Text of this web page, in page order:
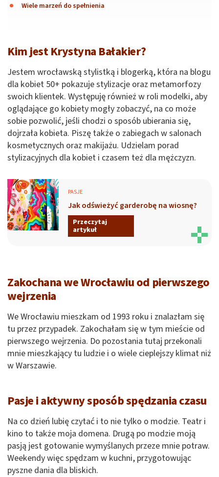
Wiele marzeń do spełnienia
Kim jest Krystyna Bałakier?
Jestem wrocławską stylistką i blogerką, która na blogu
dla kobiet 50+ pokazuje stylizacje oraz metamorfozy
swoich klientek. Występuję również w roli modelki, aby
oglądające go kobiety mogły zobaczyć, na co może
sobie pozwolić, jeśli chodzi o sposób ubierania się,
dojrzała kobieta. Piszę także o zabiegach w salonach
kosmetycznych oraz makijażu. Udzielam porad
stylizacyjnych dla kobiet i czasem też dla mężczyzn.
PASJE
Jak odświeżyć garderobę na wiosnę?
Przeczytaj
artykuł
Zakochana we Wrocławiu od pierwszego
wejrzenia
We Wrocławiu mieszkam od 1993 roku i znalazłam się
tu przez przypadek. Zakochałam się w tym mieście od
pierwszego wejrzenia. Do pozostania tutaj przekonali
mnie mieszkający tu ludzie i o wiele cieplejszy klimat niż
w Warszawie.
Pasje i aktywny sposób spędzania czasu
Na co dzień lubię czytać i to nie tylko o modzie. Teatr i
kino to także moja domena. Drugą po modzie moją
pasją jest gotowanie wymyślanych przeze mnie potraw.
Weekendy więc spędzam w kuchni, przygotowując
pyszne dania dla bliskich.